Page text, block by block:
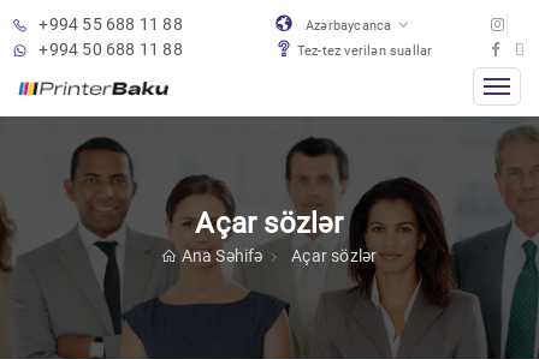
+994 55 688 11 88
+994 50 688 11 88
Azərbaycanca
Tez-tez verilən suallar
Açar sözlər
Ana Səhifə Açar sözlər